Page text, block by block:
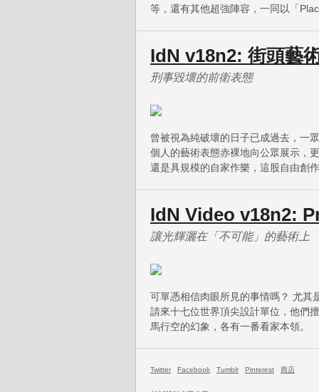
等，還有其他超強陣容，一同以「
IdN v18n2: 街頭藝
刑事毀壞的前衛表態
曾被視為純破壞的日子已成過去，一
個人的藝術表態赤裸地向公眾展示，
還是具規模的自家作樂，這股自由創
IdN Video v18n2:
讓光輝灑在「不可能」的藝術上
可單憑相信肉眼所見的事情嗎？ 尤其
請來十七位世界頂尖設計單位，他們
馬行空的幻象，各有一番看家本領。
Twitter Facebook Tumblr Pinterest 商店